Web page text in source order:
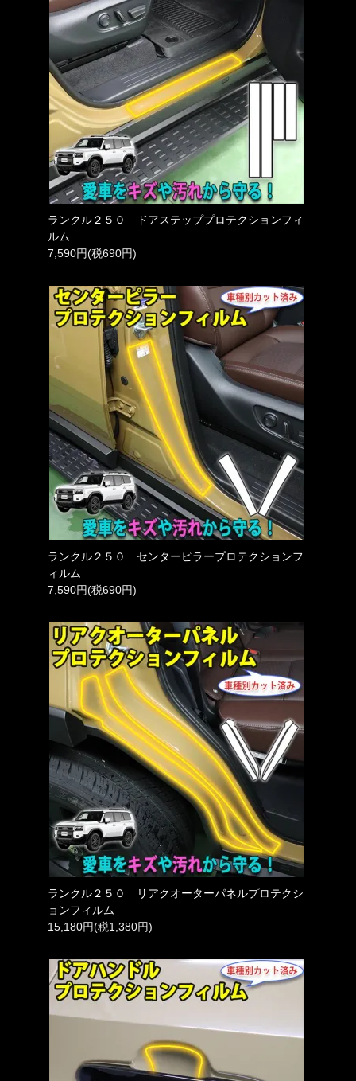
ランクル２５０ ドアステッププロテクションフィ
ルム
7,590円(税690円)
ランクル２５０ センターピラープロテクションフ
ィルム
7,590円(税690円)
ランクル２５０ リアクオーターパネルプロテクシ
ョンフィルム
15,180円(税1,380円)